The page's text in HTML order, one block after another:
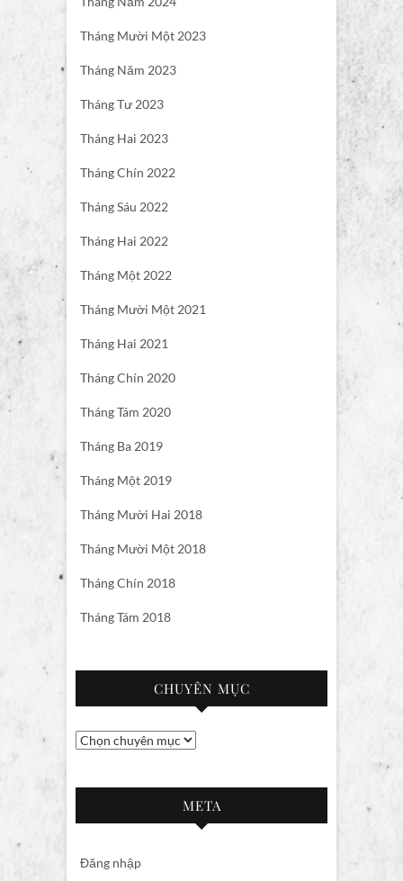
Tháng Mười Một 2023
Tháng Năm 2023
Tháng Tư 2023
Tháng Hai 2023
Tháng Chín 2022
Tháng Sáu 2022
Tháng Hai 2022
Tháng Một 2022
Tháng Mười Một 2021
Tháng Hai 2021
Tháng Chín 2020
Tháng Tám 2020
Tháng Ba 2019
Tháng Một 2019
Tháng Mười Hai 2018
Tháng Mười Một 2018
Tháng Chín 2018
Tháng Tám 2018
CHUYÊN MỤC
Chuyên
META
Đăng nhập